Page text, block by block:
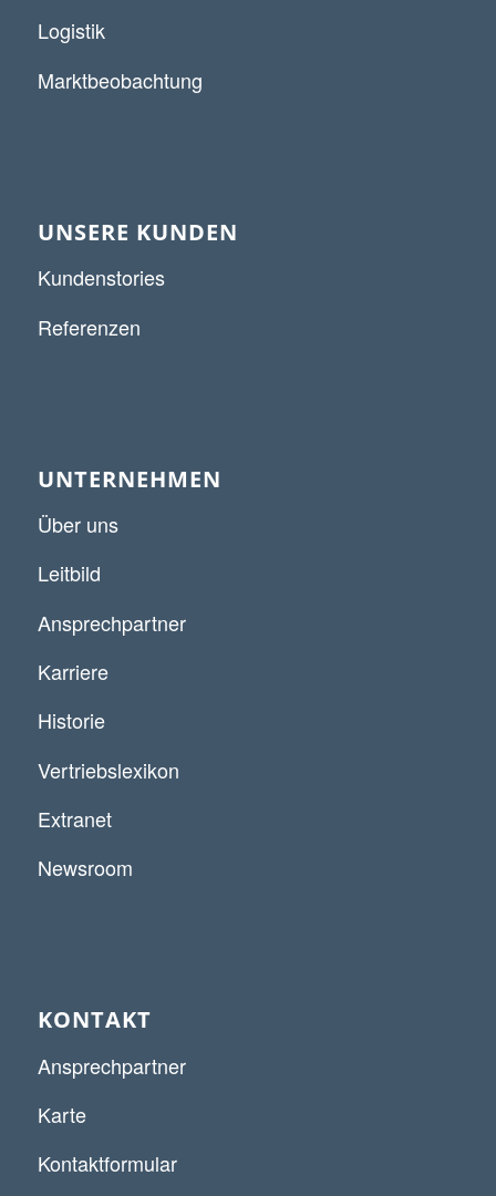
Logistik
Marktbeobachtung
UNSERE KUNDEN
Kundenstories
Referenzen
UNTERNEHMEN
Über uns
Leitbild
Ansprechpartner
Karriere
Historie
Vertriebslexikon
Extranet
Newsroom
KONTAKT
Ansprechpartner
Karte
Kontaktformular